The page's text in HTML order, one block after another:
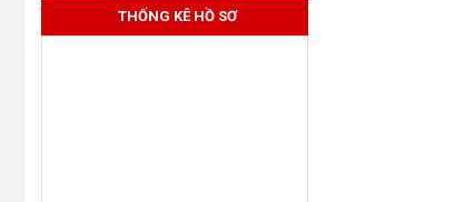
THỐNG KÊ HỒ SƠ